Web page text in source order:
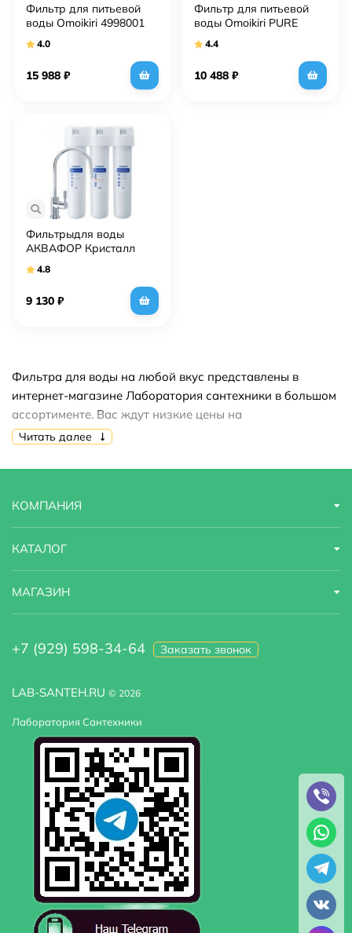
Фильтр для питьевой
воды Omoikiri 4998001
4.0
15 988 ₽
Фильтр для питьевой
воды Omoikiri PURE
4.4
10 488 ₽
Фильтрыдля воды
АКВАФОР Кристалл
4.8
9 130 ₽
Фильтра для воды на любой вкус представлены в
интернет-магазине Лаборатория сантехники в большом
ассортименте. Вас ждут низкие цены на
продукцию,акции,скидки,распродажи. Купить фильтра
Читать далее
LAB-SANTEH.RU © 2026
Лаборатория Сантехники
КОМПАНИЯ
КАТАЛОГ
МАГАЗИН
+7 (929) 598-34-64 Заказать звонок